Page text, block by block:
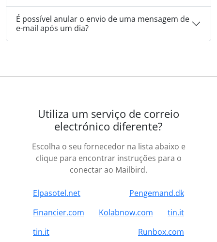
É possível anular o envio de uma mensagem de
e-mail após um dia?
Utiliza um serviço de correio
electrónico diferente?
Escolha o seu fornecedor na lista abaixo e
clique para encontrar instruções para o
conectar ao Mailbird.
Elpasotel.net
Pengemand.dk
Financier.com
Kolabnow.com
tin.it
tin.it
Runbox.com